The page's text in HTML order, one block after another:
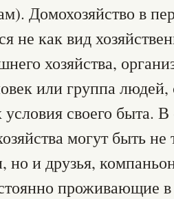
Домохозяйство в
не как вид
хозяйства,
или группа людей,
своего быта. В
могут быть
но и друзья,
проживающие в